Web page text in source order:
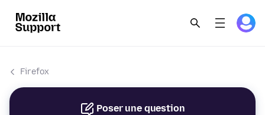
Firefox
Poser une question